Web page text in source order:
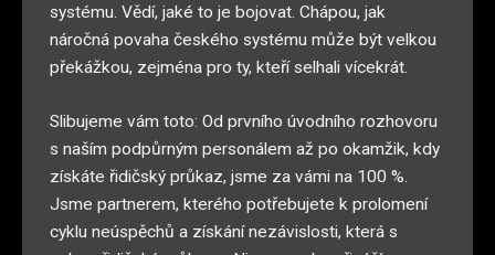
systému. Vědí, jaké to je bojovat. Chápou, jak
náročná povaha českého systému může být velkou
překážkou, zejména pro ty, kteří selhali vícekrát.
Slibujeme vám toto: Od prvního úvodního rozhovoru
s naším podpůrným personálem až po okamžik, kdy
získáte řidičský průkaz, jsme za vámi na 100 %.
Jsme partnerem, kterého potřebujete k prolomení
cyklu neúspěchů a získání nezávislosti, která s